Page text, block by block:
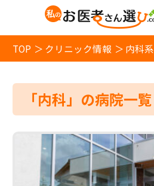
TOP クリニック情報 内科系
「内科」の病院一覧